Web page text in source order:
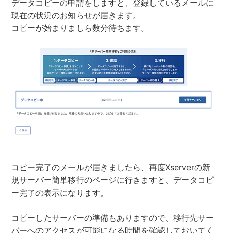
データコピーの申請をしますと、登録しているメールに
現在の状況のお知らせが届きます。
コピーが始まりましら数分待ちます。
コピー完了のメールが届きましたら、再度Xserverの新
規サーバー簡単移行のページに行きますと、データコピ
ー完了の表示になります。
コピーしたサーバーの準備もありますので、移行先サー
バーへのアクセスが可能になる時間を確認しておいてく